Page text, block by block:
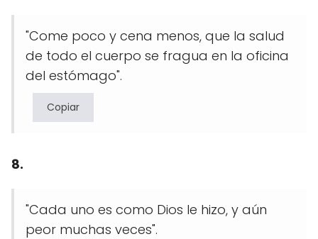
"Come poco y cena menos, que la salud
de todo el cuerpo se fragua en la oficina
del estómago".
Copiar
8.
"Cada uno es como Dios le hizo, y aún
peor muchas veces".